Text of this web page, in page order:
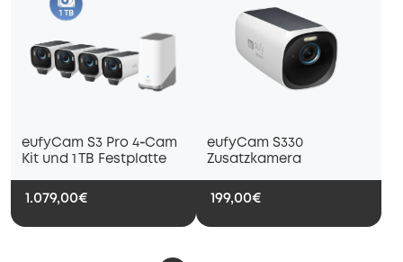
eufyCam S3 Pro 4‑Cam
Kit und 1 TB Festplatte
1.079,00€
eufyCam S330
Zusatzkamera
199,00€